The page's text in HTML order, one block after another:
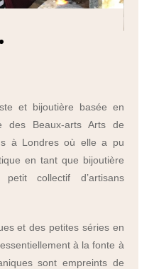
et bijoutière basée en
des Beaux-arts Arts de
à Londres où elle a pu
en tant que bijoutière
collectif d’artisans
et des petites séries en
à la fonte à
sont empreints de